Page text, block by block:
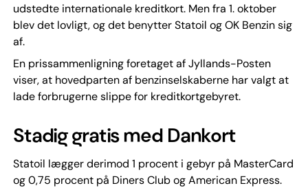
udstedte internationale kreditkort. Men fra 1. oktober
blev det lovligt, og det benytter Statoil og OK Benzin sig
af.
En prissammenligning foretaget af Jyllands-Posten
viser, at hovedparten af benzinselskaberne har valgt at
lade forbrugerne slippe for kreditkortgebyret.
Stadig gratis med Dankort
Statoil lægger derimod 1 procent i gebyr på MasterCard
og 0,75 procent på Diners Club og American Express.